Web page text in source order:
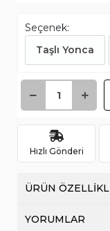
Seçenek:
Taşlı Yonca
Hızlı Gönderi
ÜRÜN
YORUMLAR